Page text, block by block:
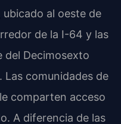
al oeste de
de la I-64 y las
del Decimosexto
Las comunidades de
comparten acceso
A diferencia de las